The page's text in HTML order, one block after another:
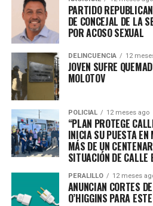
PARTIDO
DE CONCEJAL DE LA
POR ACOSO SEXUAL
DELINCUENCIA 12
JOVEN SUFRE
MOLOTOV
POLICIAL 12 meses ago
“PLAN PROTEGE
INICIA SU PUESTA EN
MÁS DE UN
SITUACIÓN DE CALLE
PERALILLO 12 meses
ANUNCIAN CORTES
O’HIGGINS PARA